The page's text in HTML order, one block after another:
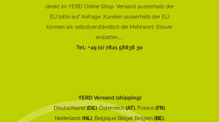
direkt im YERD Online Shop. Versand ausserhalb der
EU bitte auf Anfrage. Kunden ausserhalb der EU
können wir selbstverständlich die Mehrwert-Steuer
erstatten......
Tel.: +49 (0) 7821 58838 30
YERD Versand (shipping)
Deutschland(DE), Österreich(AT), France (FR),
Nederland (NL), Belgique België Belgien (BE),